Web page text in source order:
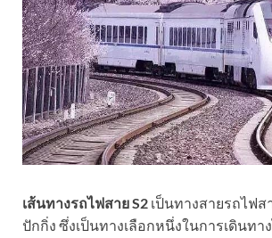
เส้นทางรถไฟสาย S2 เป็นทางสายรถไฟส
ปักกิ่ง ซึ่งเป็นทางเลือกหนึ่งในการเดินทา